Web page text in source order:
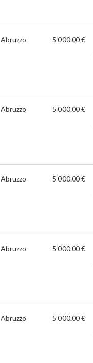
Abruzzo 5 000.00 €
Abruzzo 5 000.00 €
Abruzzo 5 000.00 €
Abruzzo 5 000.00 €
Abruzzo 5 000.00 €